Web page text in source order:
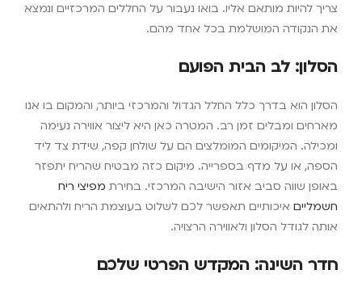
צריך להיות מותאם אליו. בואו נעבור על החללים המרכזיים ונמצא
את הנקודה המושלמת בכל אחד מהם.
הסלון: לב הבית הפועם
הסלון הוא בדרך כלל החלל הגדול והמרכזי ביותר, והמקום בו אנו
מארחים ומבלים זמן רב. המטרה כאן היא ליצור אווירה נעימה
ומכילה. המיקומים המומלצים הם על שולחן קפה, שידת צד ליד
הספה, או על מדף בספרייה. מיקום כזה מבטיח שהריח יתפזר
באופן שווה סביב אזור הישיבה המרכזי. בחירת מפיצי ריח
חשמליים איכותיים תאפשר לכם לשלוט בעוצמת הריח ולהתאים
אותה לגודל הסלון ולאווירה הרצויה.
חדר השינה: המקדש הפרטי שלכם